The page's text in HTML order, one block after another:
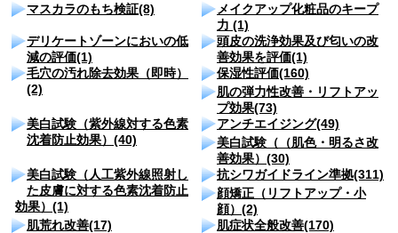
マスカラのもち検証(8)
メイクアップ化粧品のキープ
力 (1)
デリケートゾーンにおいの低
減の評価(1)
頭皮の洗浄効果及び匂いの改
善効果を評価(1)
毛穴の汚れ除去効果（即時）
(2)
保湿性評価(160)
肌の弾力性改善・リフトアッ
プ効果(73)
美白試験（紫外線対する色素
沈着防止効果）(40)
アンチエイジング(49)
美白試験（（肌色・明るさ改
善効果）(30)
美白試験（人工紫外線照射し
た皮膚に対する色素沈着防止
効果）(1)
抗シワガイドライン準拠(311)
顔矯正（リフトアップ・小
顔）(2)
肌荒れ改善(17)
肌症状全般改善(170)